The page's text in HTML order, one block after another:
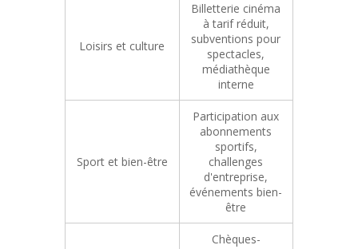
Loisirs et culture
Billetterie cinéma
à tarif réduit,
subventions pour
spectacles,
médiathèque
interne
Sport et bien-être
Participation aux
abonnements
sportifs,
challenges
d'entreprise,
événements bien-
être
Chèques-